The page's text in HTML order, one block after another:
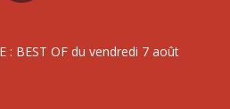
: BEST OF du vendredi 7 août